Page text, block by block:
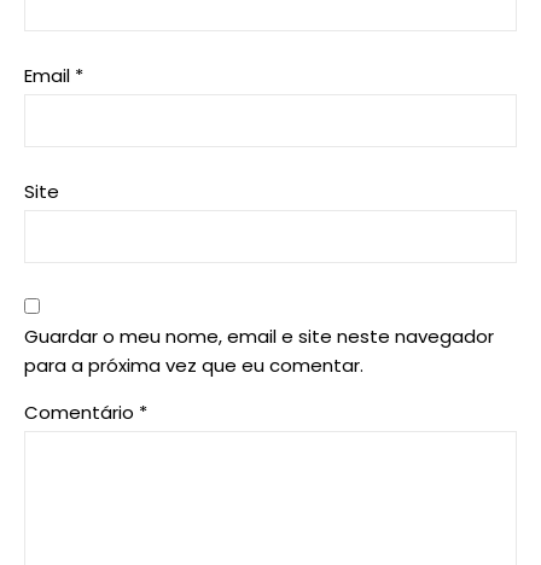
Email *
Site
Guardar o meu nome, email e site neste navegador
para a próxima vez que eu comentar.
Comentário *